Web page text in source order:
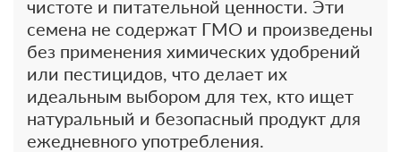
чистоте и питательной ценности. Эти
семена не содержат ГМО и произведены
без применения химических удобрений
или пестицидов, что делает их
идеальным выбором для тех, кто ищет
натуральный и безопасный продукт для
ежедневного употребления.